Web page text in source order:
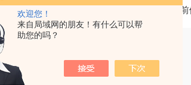
欢迎您！
来自局域网的朋友！有什么可以帮
助您的吗？
当